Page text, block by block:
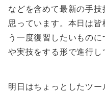
などを含めて最新の手
思っています。本日は
う一度復習したいもの
や実技をする形で進行
明日はちょっとしたツ